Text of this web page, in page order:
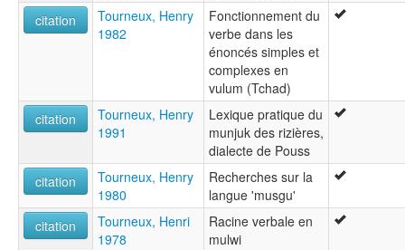
citation
Tourneux, Henry
1982
Fonctionnement du
verbe dans les
énoncés simples et
complexes en
vulum (Tchad)
citation
Tourneux, Henry
1991
Lexique pratique du
munjuk des rizières,
dialecte de Pouss
citation
Tourneux, Henry
1980
Recherches sur la
langue 'musgu'
citation
Tourneux, Henri
1978
Racine verbale en
mulwi